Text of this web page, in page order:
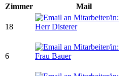
Zimmer
Mail
18
6